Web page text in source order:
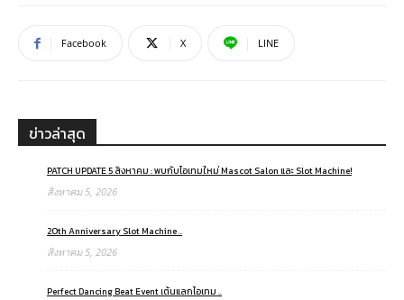
Facebook X LINE
ข่าวล่าสุด
PATCH UPDATE 5 สิงหาคม : พบกับไอเทมใหม่ Mascot Salon และ Slot Machine!
สิงหาคม 5, 2026
20th Anniversary Slot Machine ..
สิงหาคม 5, 2026
Perfect Dancing Beat Event เต้นแลกไอเทม ..